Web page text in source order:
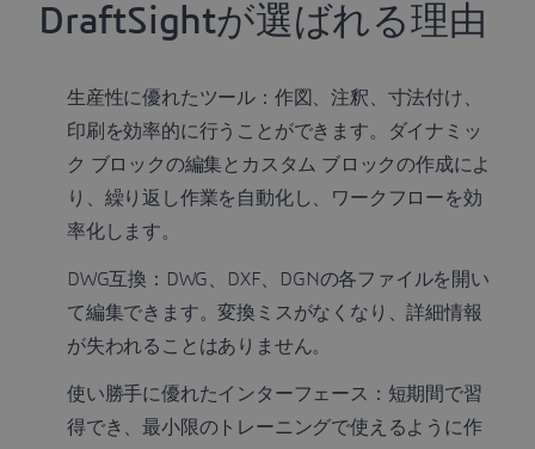
DraftSightが選ばれる理由
生産性に優れたツール：作図、注釈、寸法付け、
印刷を効率的に行うことができます。ダイナミッ
ク ブロックの編集とカスタム ブロックの作成によ
り、繰り返し作業を自動化し、ワークフローを効
率化します。
DWG互換：DWG、DXF、DGNの各ファイルを開い
て編集できます。変換ミスがなくなり、詳細情報
が失われることはありません。
使い勝手に優れたインターフェース：短期間で習
得でき、最小限のトレーニングで使えるように作